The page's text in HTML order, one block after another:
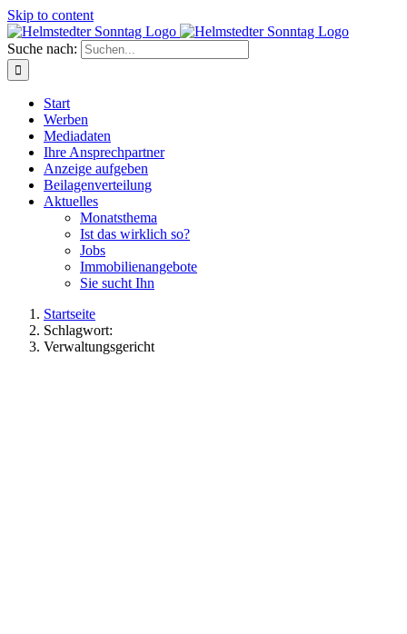
Skip to content
Suche nach:
Start
Werben
Mediadaten
Ihre Ansprechpartner
Anzeige aufgeben
Beilagenverteilung
Aktuelles
Monatsthema
Ist das wirklich so?
Jobs
Immobilienangebote
Sie sucht Ihn
Startseite
Schlagwort:
Verwaltungsgericht